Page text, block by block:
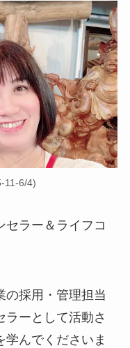
11-6/4)
セラー＆ライフコ
の採用・管理担当
ラーとして活動さ
学んでくださいま